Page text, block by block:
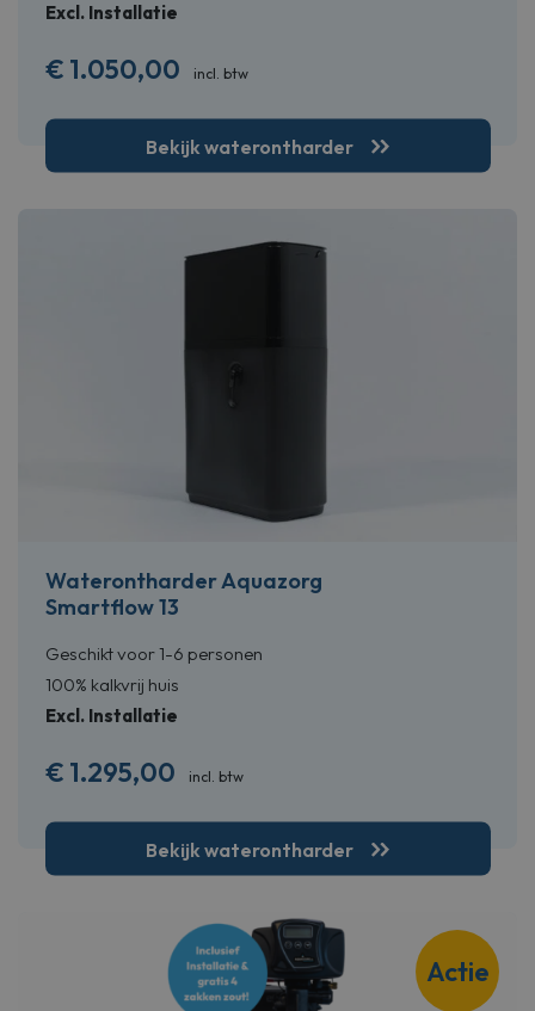
Excl. Installatie
€ 1.050,00 incl. btw
Bekijk waterontharder
Waterontharder Aquazorg
Smartflow 13
Geschikt voor 1-6 personen
100% kalkvrij huis
Excl. Installatie
€ 1.295,00 incl. btw
Bekijk waterontharder
Actie